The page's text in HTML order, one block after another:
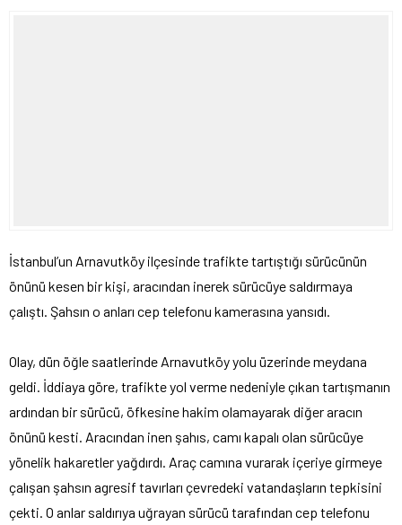
İstanbul’un Arnavutköy ilçesinde trafikte tartıştığı sürücünün
önünü kesen bir kişi, aracından inerek sürücüye saldırmaya
çalıştı. Şahsın o anları cep telefonu kamerasına yansıdı.
Olay, dün öğle saatlerinde Arnavutköy yolu üzerinde meydana
geldi. İddiaya göre, trafikte yol verme nedeniyle çıkan tartışmanın
ardından bir sürücü, öfkesine hakim olamayarak diğer aracın
önünü kesti. Aracından inen şahıs, camı kapalı olan sürücüye
yönelik hakaretler yağdırdı. Araç camına vurarak içeriye girmeye
çalışan şahsın agresif tavırları çevredeki vatandaşların tepkisini
çekti. O anlar saldırıya uğrayan sürücü tarafından cep telefonu